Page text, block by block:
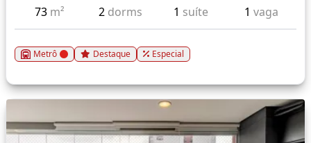
73 m² 2 dorms 1 suíte 1 vaga
Metrô Destaque Especial